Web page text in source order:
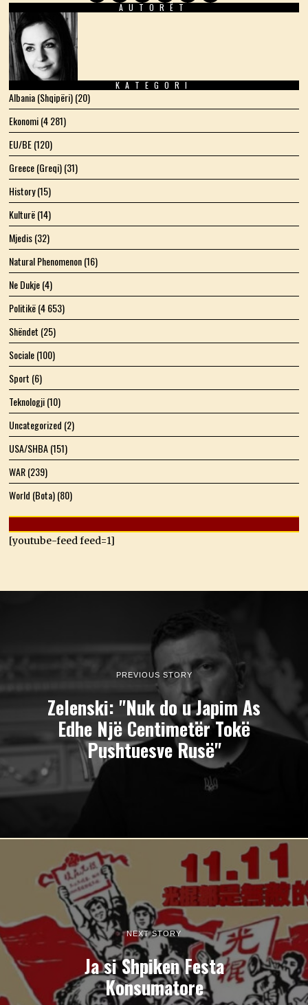
Facebook
TwitterInstagram
LinkedIn
YouTube
Email
AUTORËT
KATEGORI
Albania (Shqipëri)(20)
Ekonomi(4 281)
EU/BE(120)
Greece (Greqi)(31)
History(15)
Kulturë(14)
Mjedis(32)
Natural Phenomenon(16)
Ne Dukje(4)
Politikë(4 653)
Shëndet (25)
Sociale(100)
Sport (6)
Teknologji(10)
Uncategorized (2)
USA/SHBA(151)
WAR(239)
World (Bota)(80)
[youtube-feed feed=1]
PREVIOUS STORY
Zelenski: "Nuk do u Japim As
Edhe Një Centimetër Tokë
Pushtuesve Rusë"
NEXT STORY
Ja si Shpiken Festa
Konsumatore